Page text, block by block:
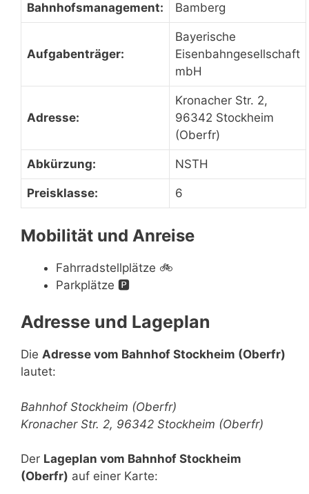
Bahnhofsmanagement: Bamberg
Aufgabenträger:
Bayerische
Eisenbahngesellschaft
mbH
Adresse:
Kronacher Str. 2,
96342 Stockheim
(Oberfr)
Abkürzung: NSTH
Preisklasse: 6
Mobilität und Anreise
Fahrradstellplätze 🚲
Parkplätze 🅿️
Adresse und Lageplan
Die Adresse vom Bahnhof Stockheim (Oberfr)
lautet:
Bahnhof Stockheim (Oberfr)
Kronacher Str. 2, 96342 Stockheim (Oberfr)
Der Lageplan vom Bahnhof Stockheim
(Oberfr) auf einer Karte: